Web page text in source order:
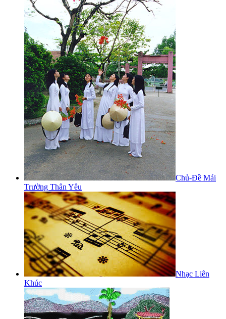
Chủ-Đề Mái
Trường Thân Yêu
Nhạc Liên
Khúc